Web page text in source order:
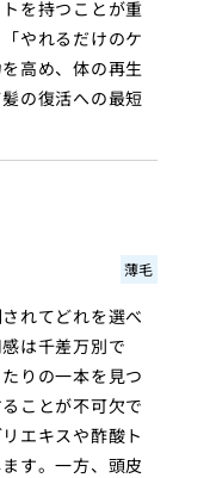
を持つことが重
やれるだけのケ
高め、体の再生
の復活への最短
薄毛
れてどれを選べ
は千差万別で
りの一本を見つ
ことが不可欠で
エキスや酢酸ト
す。一方、頭皮